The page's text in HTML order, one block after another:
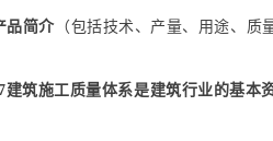
品简介 （包括技术、产量、用途、质
建筑施工质量体系是建筑行业的基本